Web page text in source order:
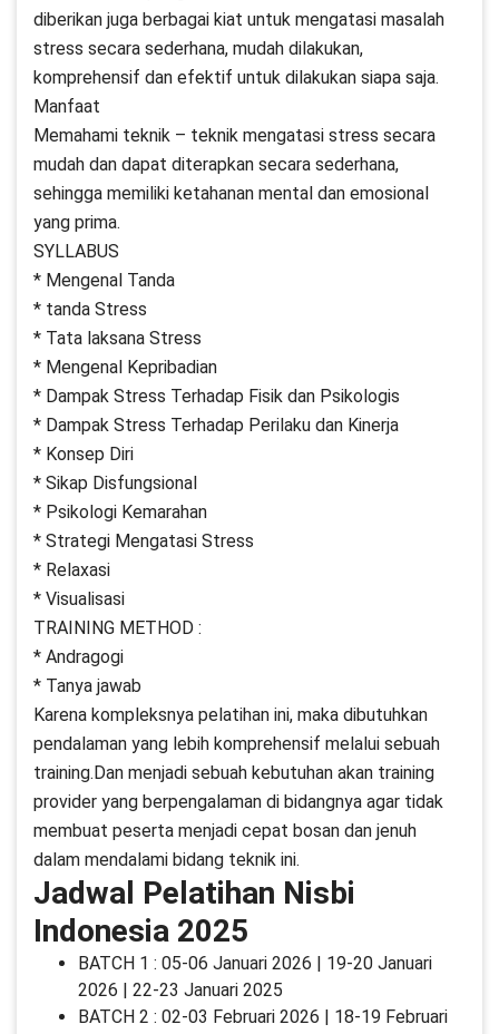
diberikan juga berbagai kiat untuk mengatasi masalah
stress secara sederhana, mudah dilakukan,
komprehensif dan efektif untuk dilakukan siapa saja.
Manfaat
Memahami teknik – teknik mengatasi stress secara
mudah dan dapat diterapkan secara sederhana,
sehingga memiliki ketahanan mental dan emosional
yang prima.
SYLLABUS
* Mengenal Tanda
* tanda Stress
* Tata laksana Stress
* Mengenal Kepribadian
* Dampak Stress Terhadap Fisik dan Psikologis
* Dampak Stress Terhadap Perilaku dan Kinerja
* Konsep Diri
* Sikap Disfungsional
* Psikologi Kemarahan
* Strategi Mengatasi Stress
* Relaxasi
* Visualisasi
TRAINING METHOD :
* Andragogi
* Tanya jawab
Karena kompleksnya pelatihan ini, maka dibutuhkan
pendalaman yang lebih komprehensif melalui sebuah
training.Dan menjadi sebuah kebutuhan akan training
provider yang berpengalaman di bidangnya agar tidak
membuat peserta menjadi cepat bosan dan jenuh
dalam mendalami bidang teknik ini.
Jadwal Pelatihan Nisbi
Indonesia 2025
BATCH 1 : 05-06 Januari 2026 | 19-20 Januari
2026 | 22-23 Januari 2025
BATCH 2 : 02-03 Februari 2026 | 18-19 Februari